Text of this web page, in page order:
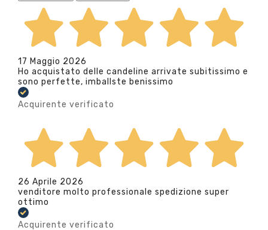
17 Maggio 2026
Ho acquistato delle candeline arrivate subitissimo e
sono perfette, imballste benissimo
Acquirente verificato
26 Aprile 2026
venditore molto professionale spedizione super
ottimo
Acquirente verificato